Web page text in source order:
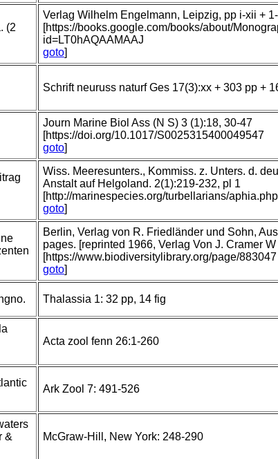
(2
Verlag Wilhelm Engelmann, Leipzig, pp i-xii +
[https://books.google.com/books/about/
id=LT0hAQAAMAAJ
goto]
Schrift neuruss naturf Ges 17(3):xx + 303 pp +
Journ Marine Biol Ass (N S) 3 (1):18, 30-47
[https://doi.org/10.1017/S0025315400049547
goto]
Wiss. Meeresunters., Kommiss. z. Unters. d.
Anstalt auf Helgoland. 2(1):219-232, pl 1
[http://marinespecies.org/turbellarians/
goto]
Berlin, Verlag von R. Friedländer und Sohn,
pages. [reprinted 1966, Verlag Von J. Cramer W
[https://www.biodiversitylibrary.org/page/883047
goto]
Thalassia 1: 32 pp, 14 fig
Acta zool fenn 26:1-260
Ark Zool 7: 491-526
&
McGraw-Hill, New York: 248-290